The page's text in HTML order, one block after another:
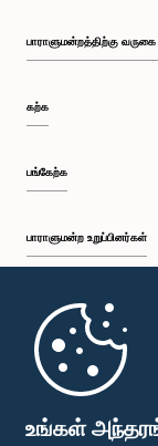
உங்கள்
பாராளுமன்றத்திற்கு
கற்க
பங்கேற்க
பாராளுமன்ற உறுப்பினர்கள்
முதற்பக்கம்
பாராளுமன்ற கையடக்க